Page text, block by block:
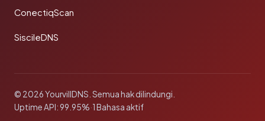
ConectiqScan
SiscileDNS
© 2026 YourvillDNS. Semua hak dilindungi.
Uptime API: 99.95%·1 Bahasa aktif